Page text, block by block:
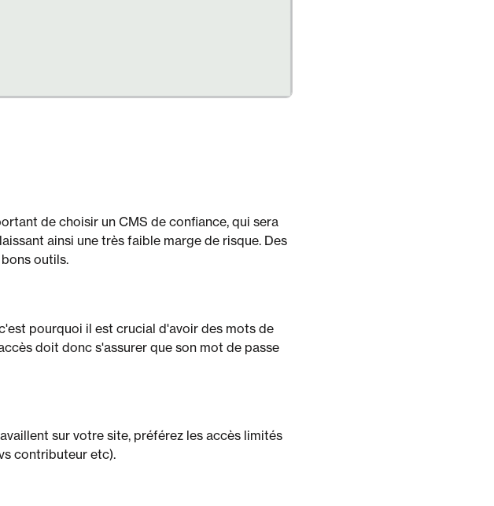
de choisir un CMS de confiance, qui sera
ainsi une très faible marge de risque. Des
outils.
pourquoi il est crucial d'avoir des mots de
doit donc s'assurer que son mot de passe
sur votre site, préférez les accès limités
contributeur etc).